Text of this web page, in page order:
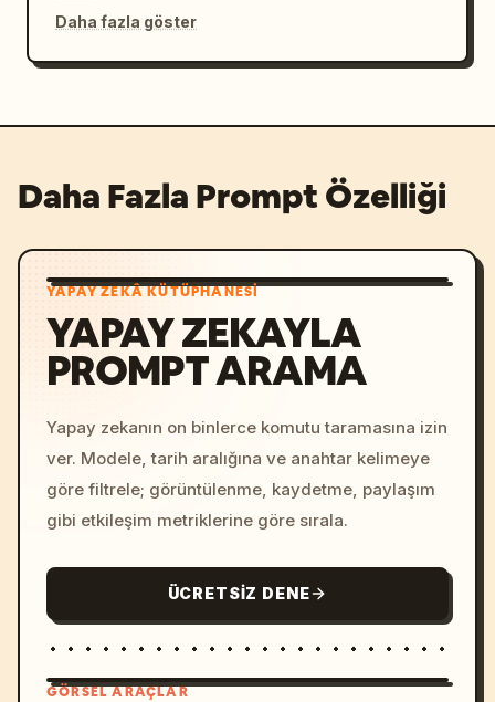
Daha fazla göster
Daha Fazla Prompt Özelliği
YAPAY ZEKÂ KÜTÜPHANESI
YAPAY ZEKAYLA
PROMPT ARAMA
Yapay zekanın on binlerce komutu taramasına izin
ver. Modele, tarih aralığına ve anahtar kelimeye
göre filtrele; görüntülenme, kaydetme, paylaşım
gibi etkileşim metriklerine göre sırala.
ÜCRETSIZ DENE
GÖRSEL ARAÇLAR